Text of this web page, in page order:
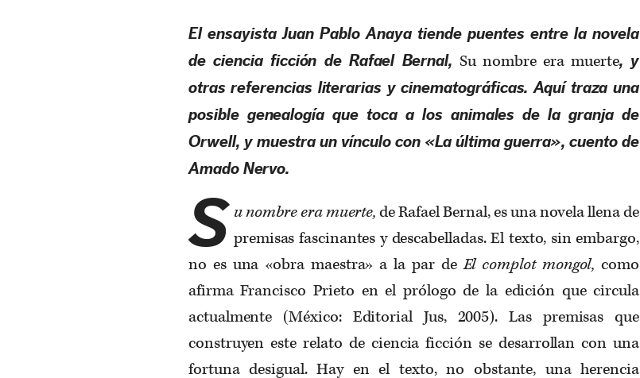
El ensayista Juan Pablo Anaya tiende puentes entre la novela
de ciencia ficción de Rafael Bernal, Su nombre era muerte, y
otras referencias literarias y cinematográficas. Aquí traza una
posible genealogía que toca a los animales de la granja de
Orwell, y muestra un vínculo con «La última guerra», cuento de
Amado Nervo.
S u nombre era muerte,de Rafael Bernal, es una novela llena de
premisas fascinantes y descabelladas. El texto, sin embargo,
no es una «obra maestra» a la par deEl complot mongol, como
afirma Francisco Prieto en el prólogo de la edición que circula
actualmente (México: Editorial Jus, 2005). Las premisas que
construyen este relato de ciencia ficción se desarrollan con una
fortuna desigual. Hay en el texto, no obstante, una herencia